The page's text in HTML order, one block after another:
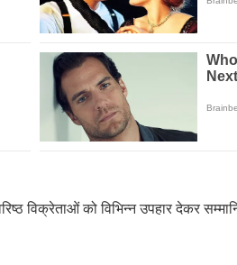
विक्रेताओं को विभिन्न उपहार देकर